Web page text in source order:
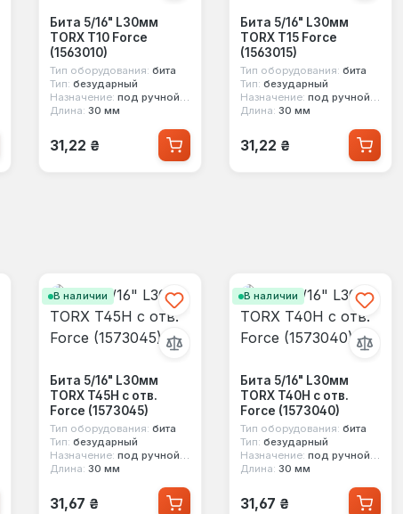
Бита 5/16" L30мм
TORX T10 Force
(1563010)
Тип оборудования: бита
Тип: безударный
Назначение: под ручной инструмент
Длина: 30 мм
Обычная цена:
31,22 ₴
Бита 5/16" L30мм
TORX T15 Force
(1563015)
Тип оборудования: бита
Тип: безударный
Назначение: под ручной инструмент
Длина: 30 мм
Обычная цена:
31,22 ₴
В наличии
Бита 5/16" L30мм
TORX T45H с отв.
Force (1573045)
Тип оборудования: бита
Тип: безударный
Назначение: под ручной инструмент
Длина: 30 мм
Обычная цена:
31,67 ₴
В наличии
Бита 5/16" L30мм
TORX T40H с отв.
Force (1573040)
Тип оборудования: бита
Тип: безударный
Назначение: под ручной инструмент
Длина: 30 мм
Обычная цена:
31,67 ₴